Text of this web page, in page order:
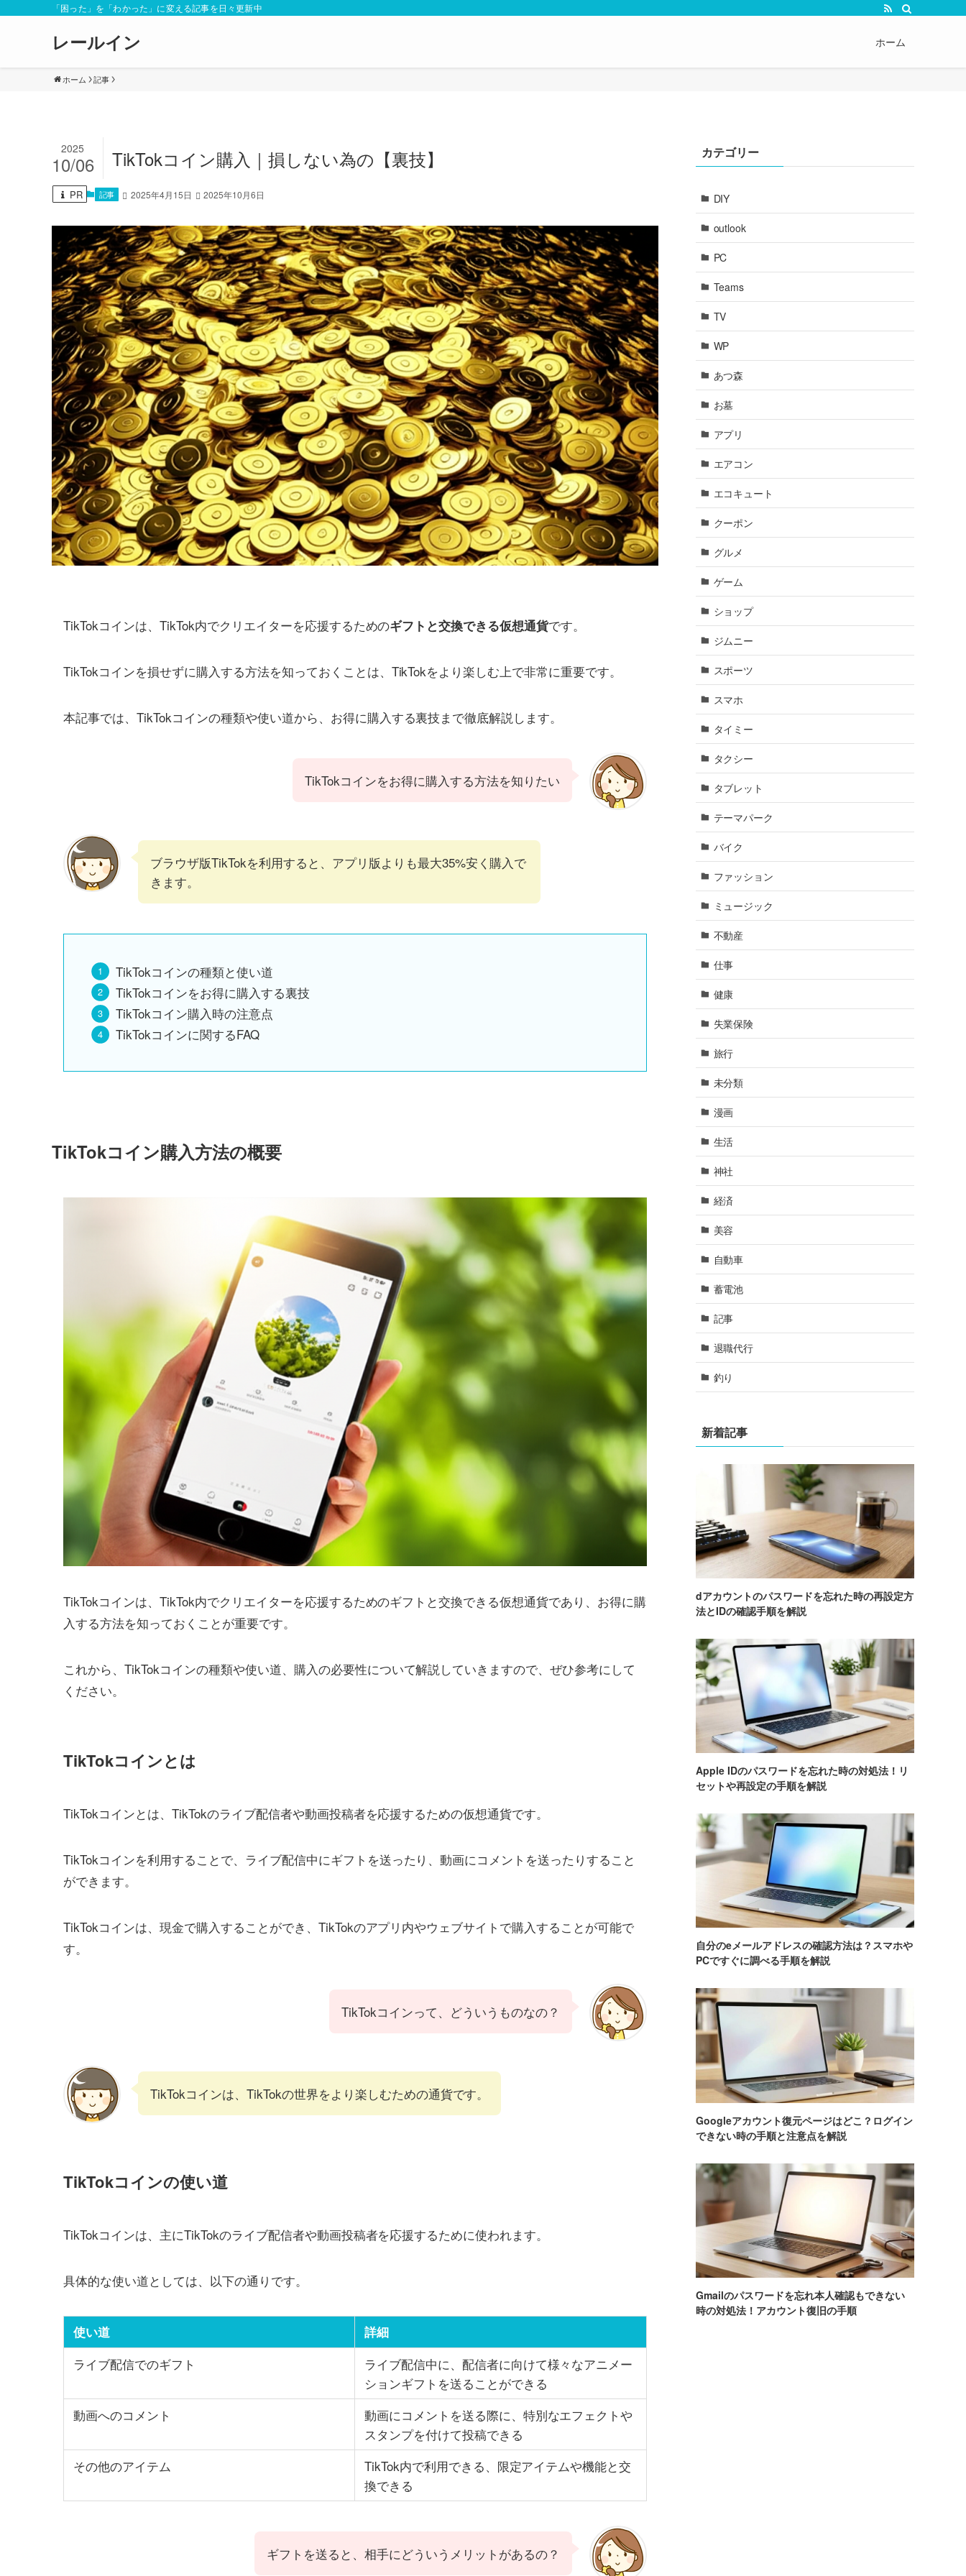
「困った」を「わかった」に変える記事を日々更新中
レールイン ホーム
ホーム 記事
TikTokコイン購入｜損しない為の【裏技】
2025
10/06
PR 記事 2025年4月15日 2025年10月6日
TikTokコインは、TikTok内でクリエイターを応援するためのギフトと交換できる仮想通貨です。
TikTokコインを損せずに購入する方法を知っておくことは、TikTokをより楽しむ上で非常に重要です。
本記事では、TikTokコインの種類や使い道から、お得に購入する裏技まで徹底解説します。
TikTokコインをお得に購入する方法を知りたい
ブラウザ版TikTokを利用すると、アプリ版よりも最大35%安く購入で
きます。
TikTokコインの種類と使い道
TikTokコインをお得に購入する裏技
TikTokコイン購入時の注意点
TikTokコインに関するFAQ
TikTokコイン購入方法の概要
TikTokコインは、TikTok内でクリエイターを応援するためのギフトと交換できる仮想通貨であり、お得に購
入する方法を知っておくことが重要です。
これから、TikTokコインの種類や使い道、購入の必要性について解説していきますので、ぜひ参考にして
ください。
TikTokコインとは
TikTokコインとは、TikTokのライブ配信者や動画投稿者を応援するための仮想通貨です。
TikTokコインを利用することで、ライブ配信中にギフトを送ったり、動画にコメントを送ったりすること
ができます。
TikTokコインは、現金で購入することができ、TikTokのアプリ内やウェブサイトで購入することが可能で
す。
TikTokコインって、どういうものなの？
TikTokコインは、TikTokの世界をより楽しむための通貨です。
TikTokコインの使い道
TikTokコインは、主にTikTokのライブ配信者や動画投稿者を応援するために使われます。
具体的な使い道としては、以下の通りです。
使い道 詳細
ライブ配信でのギフト
ライブ配信中に、配信者に向けて様々なアニメー
ションギフトを送ることができる
動画へのコメント
動画にコメントを送る際に、特別なエフェクトや
スタンプを付けて投稿できる
その他のアイテム
TikTok内で利用できる、限定アイテムや機能と交
換できる
ギフトを送ると、相手にどういうメリットがあるの？
カテゴリー
DIY
outlook
PC
Teams
TV
WP
あつ森
お墓
アプリ
エアコン
エコキュート
クーポン
グルメ
ゲーム
ショップ
ジムニー
スポーツ
スマホ
タイミー
タクシー
タブレット
テーマパーク
バイク
ファッション
ミュージック
不動産
仕事
健康
失業保険
旅行
未分類
漫画
生活
神社
経済
美容
自動車
蓄電池
記事
退職代行
釣り
新着記事
dアカウントのパスワードを忘れた時の再設定方
法とIDの確認手順を解説
Apple IDのパスワードを忘れた時の対処法！リ
セットや再設定の手順を解説
自分のeメールアドレスの確認方法は？スマホや
PCですぐに調べる手順を解説
Googleアカウント復元ページはどこ？ログイン
できない時の手順と注意点を解説
Gmailのパスワードを忘れ本人確認もできない
時の対処法！アカウント復旧の手順